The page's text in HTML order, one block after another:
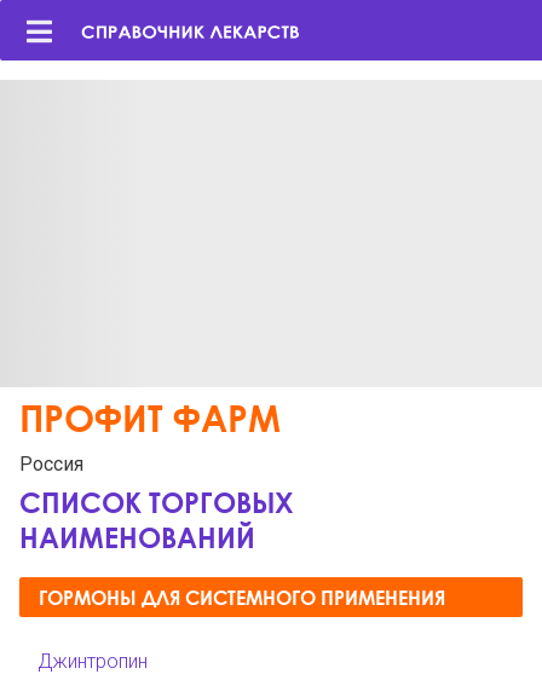
ПРОФИТ ФАРМ
Россия
СПИСОК ТОРГОВЫХ
НАИМЕНОВАНИЙ
ГОРМОНЫ ДЛЯ СИСТЕМНОГО ПРИМЕНЕНИЯ
Джинтропин